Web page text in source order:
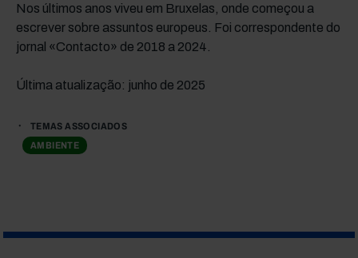
Nos últimos anos viveu em Bruxelas, onde começou a
escrever sobre assuntos europeus. Foi correspondente do
jornal «Contacto» de 2018 a 2024.
Última atualização: junho de 2025
TEMAS ASSOCIADOS
AMBIENTE